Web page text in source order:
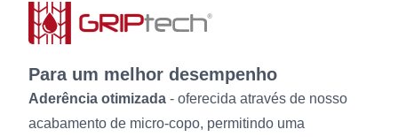
Para um melhor desempenho
Aderência otimizada - oferecida através de nosso
acabamento de micro-copo, permitindo uma